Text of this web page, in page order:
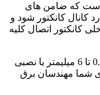
است که ضامن های
کانال کانکتور شود و
کانکتور اتصال کلیه
کانکتور ضامن دار مناسب برای سیم های 0.5 تا 6 میلیمتر با نصبی
شما مهندسان برق